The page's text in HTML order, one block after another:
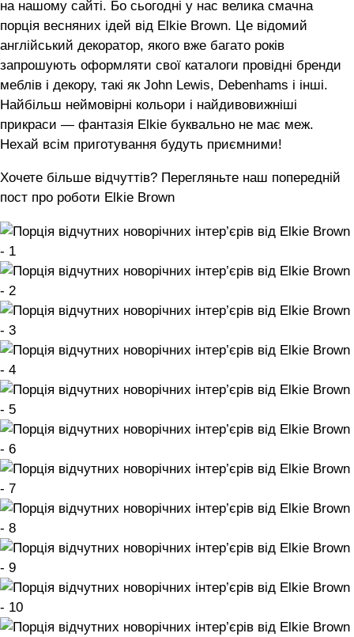
на нашому сайті. Бо сьогодні у нас велика смачна
порція весняних ідей від Elkie Brown. Це відомий
англійський декоратор, якого вже багато років
запрошують оформляти свої каталоги провідні бренди
меблів і декору, такі як John Lewis, Debenhams і інші.
Найбільш неймовірні кольори і найдивовижніші
прикраси — фантазія Elkie буквально не має меж.
Нехай всім приготування будуть приємними!
Хочете більше відчуттів? Перегляньте наш попередній
пост про роботи Elkie Brown